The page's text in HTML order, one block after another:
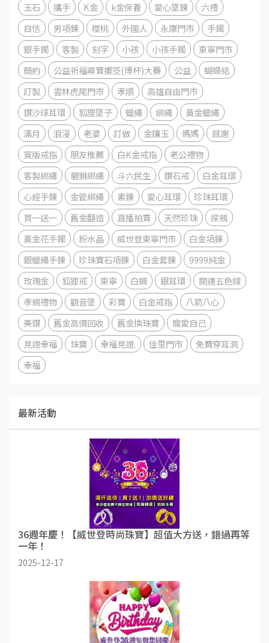
玉石
攜手 K金 k金保養 愛心墜鍊
六禮
自信
男項鍊 櫻桃 外國人 永康門市
手鐲
銀手鐲
客製 刻字 小孩 小孩手鐲
東寧門市
簡約
公益祈福尋寶擲筊(博杯)大賽 公益
蝴蝶結
訂製
雲林虎尾門市 孝順
高雄自由門市
鑽沙球耳環
狐狸墜子 蠟繩 綁繩
黃金蠟繩
滿月
浪漫 老婆 訂做 金鑲玉 媽媽
感謝
寬版戒指
朋友推薦 白K金戒指
老公禮物
客製綁繩
貔貅綁繩 斗六民生 鑽石戒
白金耳環
心經手鍊
金管綁繩 素鍊 愛心耳環
珍珠耳環
買一送一
舊金翻造 直播拍賣 天然珍珠
探親
黃金花手鐲
粉水晶 威世登東寧門市
白金項鍊
銀蠟繩手鍊
珍珠寶石項鍊 白金套鍊
9999純金
玫瑰金
狐狸戒 東寧 白鋼 銀耳環
開運五色線
孝親禮物
觀音墜 彩寶 白金戒指
八箭八心
美鑽
舊金高價回收 舊金換珠寶
寵愛自己
見證幸福
珠寶 幸福見證. 佳里門市
免費穿耳洞
幸福
最新活動
36週年慶！【威世登時尚珠寶】超值大方送，錯過再等
一年！
2025-12-17